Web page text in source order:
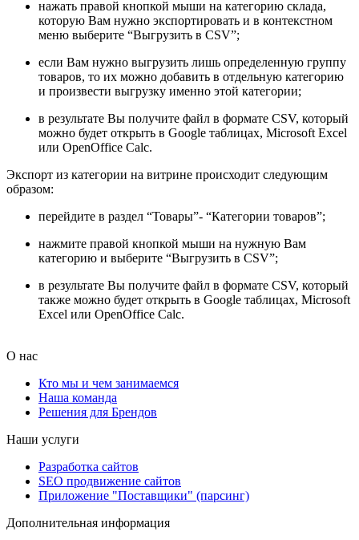
нажать правой кнопкой мыши на категорию склада,
которую Вам нужно экспортировать и в контекстном
меню выберите “Выгрузить в CSV”;
если Вам нужно выгрузить лишь определенную группу
товаров, то их можно добавить в отдельную категорию
и произвести выгрузку именно этой категории;
в результате Вы получите файл в формате CSV, который
можно будет открыть в Google таблицах, Microsoft Excel
или OpenOffice Calc.
Экспорт из категории на витрине происходит следующим
образом:
перейдите в раздел “Товары”- “Категории товаров”;
нажмите правой кнопкой мыши на нужную Вам
категорию и выберите “Выгрузить в CSV”;
в результате Вы получите файл в формате CSV, который
также можно будет открыть в Google таблицах, Microsoft
Excel или OpenOffice Calc.
О нас
Кто мы и чем занимаемся
Наша команда
Решения для Брендов
Наши услуги
Разработка сайтов
SEO продвижение сайтов
Приложение "Поставщики" (парсинг)
Дополнительная информация